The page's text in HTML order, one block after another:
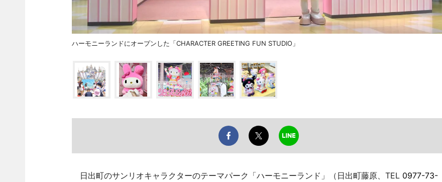
ハーモニーランドにオープンした「CHARACTER GREETING FUN STUDIO」
日出町のサンリオキャラクターのテーマパーク「ハーモニーランド」（日出町藤原、TEL 0977-73-